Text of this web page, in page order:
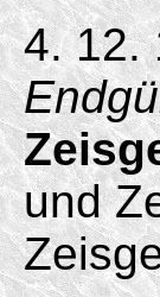
4. 12.
und